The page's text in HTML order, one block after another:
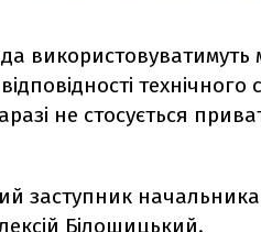
використовуватимуть
технічного
не стосується
заступник начальника
Білошицький.